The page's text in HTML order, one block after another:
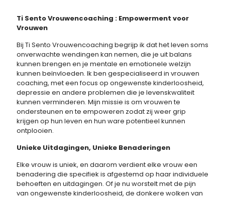
Ti Sento Vrouwencoaching : Empowerment voor
Vrouwen
Bij Ti Sento Vrouwencoaching begrijp ik dat het leven soms
onverwachte wendingen kan nemen, die je uit balans
kunnen brengen en je mentale en emotionele welzijn
kunnen beïnvloeden. Ik ben gespecialiseerd in vrouwen
coaching, met een focus op ongewenste kinderloosheid,
depressie en andere problemen die je levenskwaliteit
kunnen verminderen. Mijn missie is om vrouwen te
ondersteunen en te empoweren zodat zij weer grip
krijgen op hun leven en hun ware potentieel kunnen
ontplooien.
Unieke Uitdagingen, Unieke Benaderingen
Elke vrouw is uniek, en daarom verdient elke vrouw een
benadering die specifiek is afgestemd op haar individuele
behoeften en uitdagingen. Of je nu worstelt met de pijn
van ongewenste kinderloosheid, de donkere wolken van